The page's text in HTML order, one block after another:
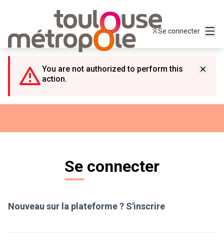
Se connecter
You are not authorized to perform this
action.
Se connecter
Nouveau sur la plateforme ? S'inscrire